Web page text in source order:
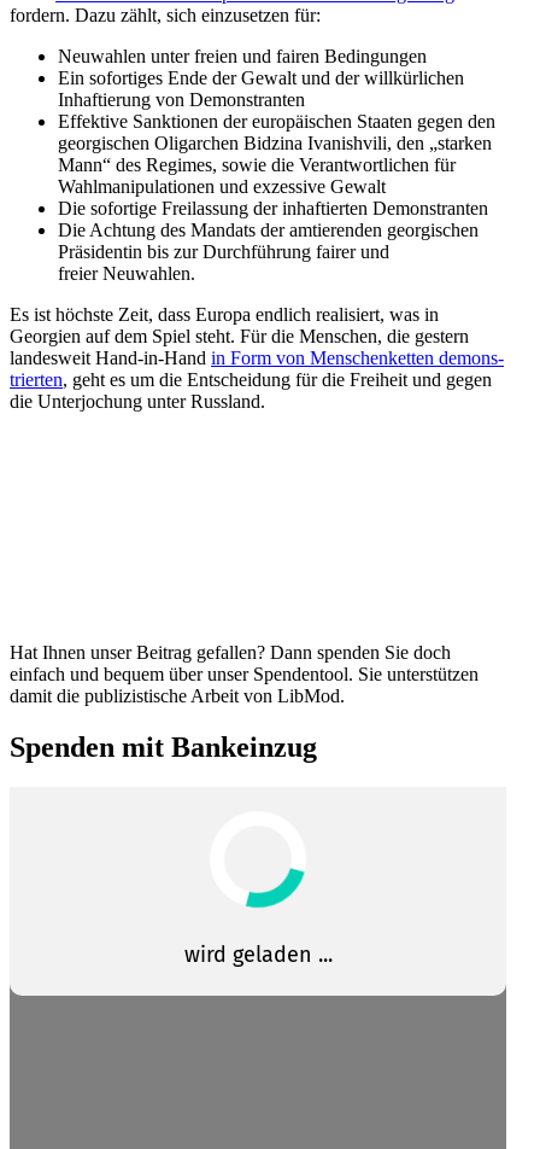
fordern. Dazu zählt, sich einzu­setzen für:
Neuwahlen unter freien und fairen Bedingungen
Ein sofor­tiges Ende der Gewalt und der willkür­lichen
Inhaf­tierung von Demonstranten
Effektive Sanktionen der europäi­schen Staaten gegen den
georgi­schen Oligarchen Bidzina Ivanishvili, den „starken
Mann“ des Regimes, sowie die Verant­wort­lichen für
Wahlma­ni­pu­la­tionen und exzessive Gewalt
Die sofortige Freilassung der inhaf­tierten Demonstranten
Die Achtung des Mandats der amtie­renden georgi­schen
Präsi­dentin bis zur Durch­führung fairer und
freier Neuwahlen.
Es ist höchste Zeit, dass Europa endlich reali­siert, was in
Georgien auf dem Spiel steht. Für die Menschen, die gestern
landesweit Hand-in-Hand in Form von Menschen­ketten demons­
trierten, geht es um die Entscheidung für die Freiheit und gegen
die Unter­jo­chung unter Russland.
Hat Ihnen unser Beitrag gefallen? Dann spenden Sie doch
einfach und bequem über unser Spendentool. Sie unter­stützen
damit die publi­zis­tische Arbeit von LibMod.
Spenden mit Bankeinzug